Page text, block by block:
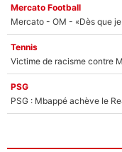
Mercato Football
Tennis
PSG
PSG : Mbappé achève le